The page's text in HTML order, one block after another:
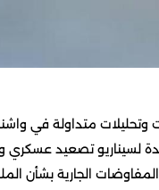
وتحليلات متداولة في
لسيناريو تصعيد
المفاوضات الجارية بشأن